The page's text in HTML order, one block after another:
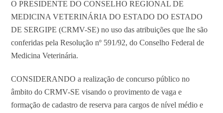
O PRESIDENTE DO CONSELHO REGIONAL DE
MEDICINA VETERINÁRIA DO ESTADO DO ESTADO
DE SERGIPE (CRMV-SE) no uso das atribuições que lhe são
conferidas pela Resolução nº 591/92, do Conselho Federal de
Medicina Veterinária.
CONSIDERANDO a realização de concurso público no
âmbito do CRMV-SE visando o provimento de vaga e
formação de cadastro de reserva para cargos de nível médio e